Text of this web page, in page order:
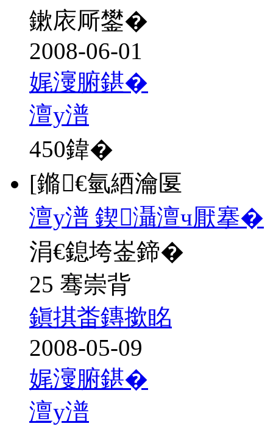
鏉庡厛鐢�
2008-06-01
娓濅腑鍖�
澶у潽
450鍏�
[鏅€氫綇瀹匽
澶у潽 鍥灄澶ч厭搴�
涓€鎴垮崟鍗�
25 骞崇背
鎭掑畨鏄撳眳
2008-05-09
娓濅腑鍖�
澶у潽